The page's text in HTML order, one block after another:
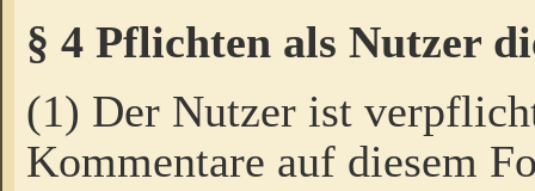
§ 4 Pflichten als Nutzer
(1) Der Nutzer ist
Kommentare auf diesem